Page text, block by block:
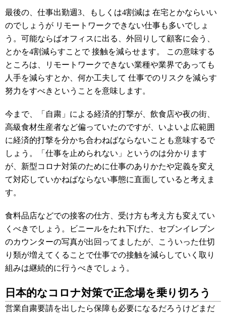
最後の、仕事出勤週3、もしくは4割減は 在宅とかならいい
のでしょうが リモートワークできない仕事も多いでしょ
う。可能ならばオフィスに出る、外回りして顧客に会う、
とかを4割減らすことで 接触を減らせます。 この意味する
ところは、リモートワークできない業種や業界であっても
人手を減らすとか、何か工夫して 仕事でのリスクを減らす
努力をすべきということを意味します。
今まで、「自粛」による経済的打撃が、飲食店や夜の街、
高級食材生産者など偏っていたのですが、いよいよ広範囲
に経済的打撃を分かち合わねばならないことも意味するで
しょう。「仕事を止められない」というのは分かります
が、新型コロナ対策のために仕事のありかたや定義を変え
て対応していかねばならない事態に直面していると考えま
す。
食料品店などでの接客の仕方、受け方も考え方も変えてい
くべきでしょう。ビニールをたれ下げた、セブンイレブン
のカウンターの写真が出回ってましたが、こういった仕切
り類が増えてくることで仕事での接触を減らしていく取り
組みは継続的に行うべきでしょう。
日本的なコロナ対策で正念場を乗り切ろう
営業自粛要請を出したら保障も必要になるだろうけどまだ